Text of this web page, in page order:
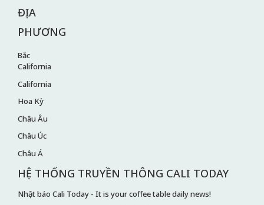
ĐỊA
PHƯƠNG
Bắc
California
California
Hoa Kỳ
Châu Âu
Châu Úc
Châu Á
HỆ THỐNG TRUYỀN THÔNG CALI TODAY
Nhật báo Cali Today - It is your coffee table daily news!